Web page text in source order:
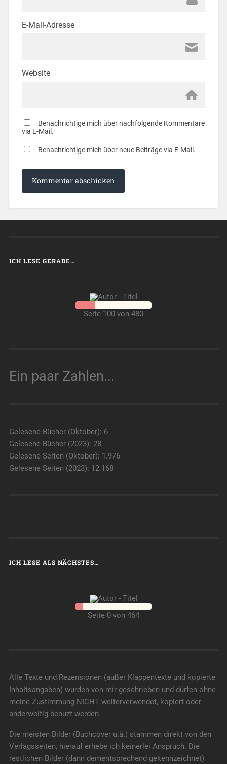
E-Mail-Adresse
Website
Benachrichtige mich über nachfolgende Kommentare
via E-Mail.
Benachrichtige mich über neue Beiträge via E-Mail.
ICH LESE GERADE…
Seite 100 von 480
Ein paar Zahlen...
Gelesene Bücher (Oktober): 6
Gelesene Bücher (2023): 28
Gelesene Seiten (Oktober): 1.976
Gelesene Seiten (2023): 12.168
ICH LESE ALS NÄCHSTES…
Seite 0 von 464
Alle Texte und Rezensionen (außer Klappentexte und kopierte
Inhaltsangaben) wurden von mir geschrieben und dürfen ohne
meine Zustimmung NICHT weiterverwendet, kopiert oder
anderweitig benuzt werden.
Die meisten Bilder (Buchcover u.ä.) stammen direkt von den
Verlagsseiten, hierauf erhebe ich keinerlei Anspruch. Die
restlichen Bilder (dann dementsprechend gekennzeichnet)